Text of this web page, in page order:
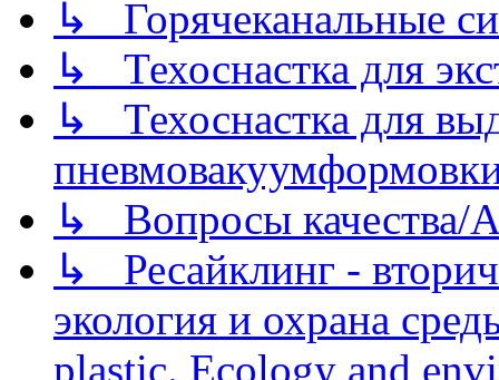
↳ Горячеканальные
↳ Техоснастка для
↳ Техоснастка для
↳ Вопросы качества/
↳ Ресайклинг -
экология и охрана
plastic. Ecology and